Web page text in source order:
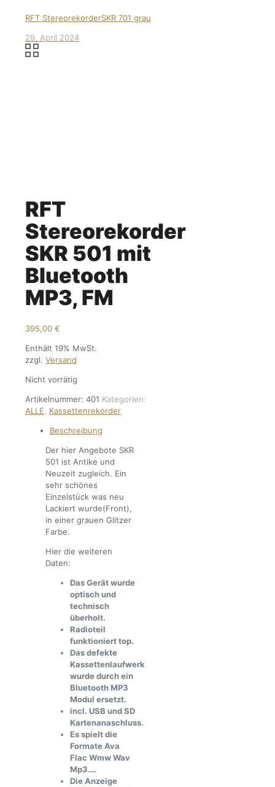
RFT StereorekorderSKR 701 grau
29. April 2024
RFT
Stereorekorder
SKR 501 mit
Bluetooth
MP3, FM
395,00 €
Enthält 19% MwSt.
zzgl. Versand
Nicht vorrätig
Artikelnummer: 401 Kategorien:
ALLE
Kassettenrekorder
Beschreibung
Der hier Angebote SKR
501 ist Antike und
Neuzeit zugleich. Ein
sehr schönes
Einzelstück was neu
Lackiert wurde(Front),
in einer grauen Glitzer
Farbe.
Hier die weiteren
Daten:
Das Gerät wurde
optisch und
technisch
überholt.
Radioteil
funktioniert top.
Das defekte
Kassettenlaufwerk
wurde durch ein
Bluetooth MP3
Modul ersetzt.
incl. USB und SD
Kartenanaschluss.
Es spielt die
Formate Ava
Flac Wmw Wav
Mp3….
Die Anzeige